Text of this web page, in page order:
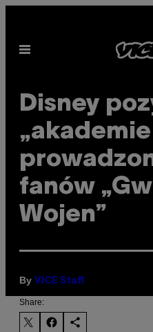
content
Open
Disney
fanów
Wojen”
By VICE Staff
Share: